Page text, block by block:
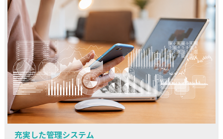
充実した管理システム